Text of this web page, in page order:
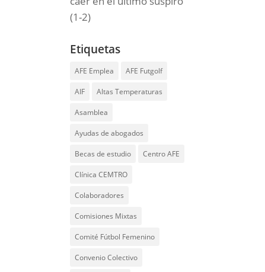
(1-2)
Etiquetas
AFE Emplea AFE Futgolf
AIF Altas Temperaturas
Asamblea
Ayudas de abogados
Becas de estudio Centro AFE
Clínica CEMTRO
Colaboradores
Comisiones Mixtas
Comité Fútbol Femenino
Convenio Colectivo